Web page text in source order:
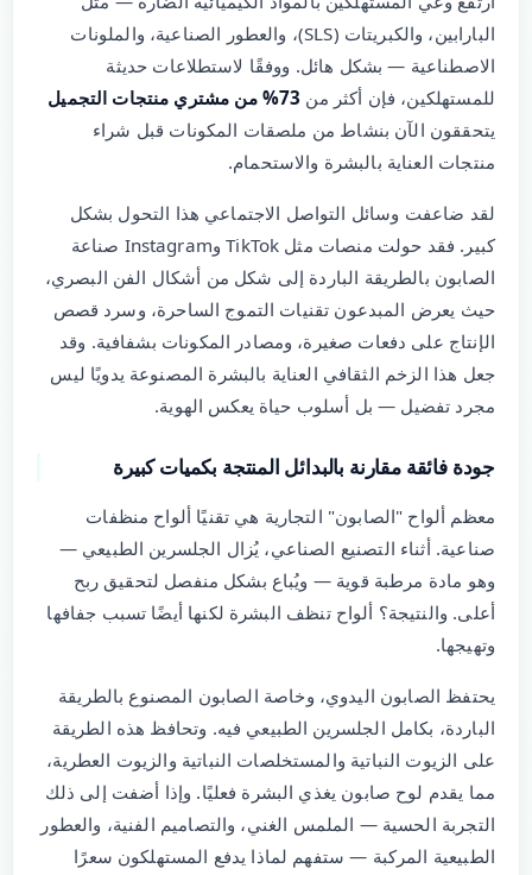
البارابين، والكبريتات (SLS)، والعطور الصناعية، والملونات
الاصطناعية — بشكل هائل. ووفقًا لاستطلاعات حديثة
للمستهلكين، فإن أكثر من 73% من مشتري منتجات التجميل
يتحققون الآن بنشاط من ملصقات المكونات قبل شراء
منتجات العناية بالبشرة والاستحمام.
لقد ضاعفت وسائل التواصل الاجتماعي هذا التحول بشكل
كبير. فقد حولت منصات مثل TikTok وInstagram صناعة
الصابون بالطريقة الباردة إلى شكل من أشكال الفن البصري،
حيث يعرض المبدعون تقنيات التموج الساحرة، وسرد قصص
الإنتاج على دفعات صغيرة، ومصادر المكونات بشفافية. وقد
جعل هذا الزخم الثقافي العناية بالبشرة المصنوعة يدويًا ليس
مجرد تفضيل — بل أسلوب حياة يعكس الهوية.
جودة فائقة مقارنة بالبدائل المنتجة بكميات كبيرة
معظم ألواح "الصابون" التجارية هي تقنيًا ألواح منظفات
صناعية. أثناء التصنيع الصناعي، يُزال الجلسرين الطبيعي —
وهو مادة مرطبة قوية — ويُباع بشكل منفصل لتحقيق ربح
أعلى. والنتيجة؟ ألواح تنظف البشرة لكنها أيضًا تسبب جفافها
وتهيجها.
يحتفظ الصابون اليدوي، وخاصة الصابون المصنوع بالطريقة
الباردة، بكامل الجلسرين الطبيعي فيه. وتحافظ هذه الطريقة
على الزيوت النباتية والمستخلصات النباتية والزيوت العطرية،
مما يقدم لوح صابون يغذي البشرة فعليًا. وإذا أضفت إلى ذلك
التجربة الحسية — الملمس الغني، والتصاميم الفنية، والعطور
الطبيعية المركبة — ستفهم لماذا يدفع المستهلكون سعرًا